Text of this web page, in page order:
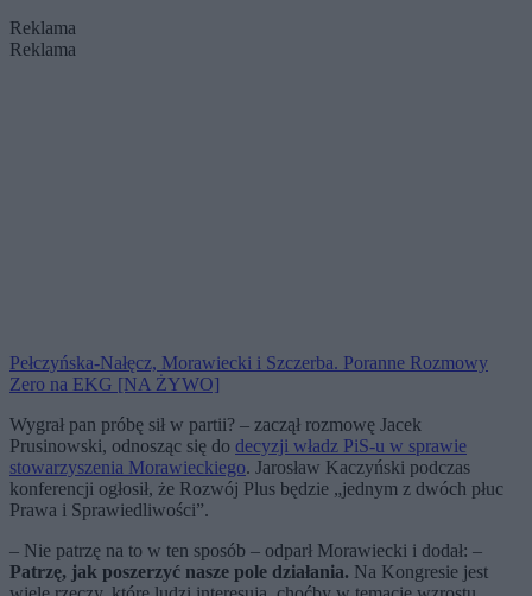
Reklama
Reklama
Pełczyńska-Nałęcz, Morawiecki i Szczerba. Poranne Rozmowy
Zero na EKG [NA ŻYWO]
Wygrał pan próbę sił w partii? – zaczął rozmowę Jacek
Prusinowski, odnosząc się do decyzji władz PiS-u w sprawie
stowarzyszenia Morawieckiego. Jarosław Kaczyński podczas
konferencji ogłosił, że Rozwój Plus będzie „jednym z dwóch płuc
Prawa i Sprawiedliwości”.
– Nie patrzę na to w ten sposób – odparł Morawiecki i dodał: –
Patrzę, jak poszerzyć nasze pole działania. Na Kongresie jest